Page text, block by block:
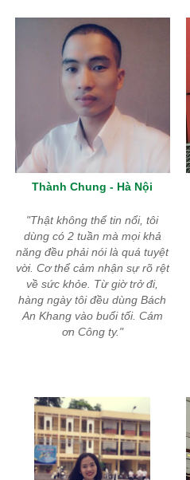
Thành Chung - Hà Nội
Thật không thể tin nổi, tôi
dùng có 2 tuần mà mọi khả
năng đều phải nói là quá tuyệt
vời. Cơ thể cảm nhận sự rõ rệt
về sức khỏe. Từ giờ trở đi,
hàng ngày tôi đều dùng Bách
An Khang vào buổi tối. Cám
ơn Công ty.